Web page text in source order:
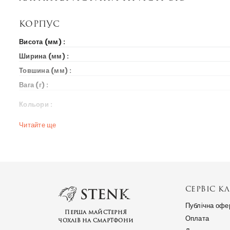
Корпус
Висота (мм) :
Ширина (мм) :
Товшина (мм) :
Вага (г) :
Кольори :
Вихід на ринок
2G Діапазон : GSM 850
Читайте ще
Перша майстерня
чохлів на смартфони
СЕРВІС
Публічна
Оплата